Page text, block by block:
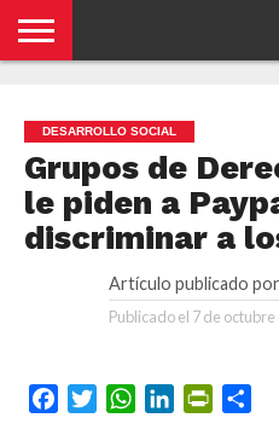
QUÉ
SE
ESTO?
DESARROLLO SOCIAL
Grupos de
le piden a
discriminar a
Artículo publicado por
Publicado el 7 de octubre
FacebookTwitterWhatsApp
LinkedIn